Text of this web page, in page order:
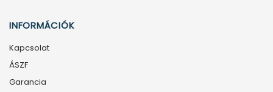
INFORMÁCIÓK
Kapcsolat
ÁSZF
Garancia